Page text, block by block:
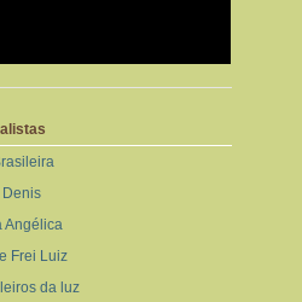
Angélica
Frei Luiz
da luz